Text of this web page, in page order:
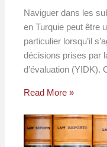
Naviguer dans les
en Turquie peut être
particulier lorsqu’il
décisions prises par
d’évaluation (YIDK).
Read More »